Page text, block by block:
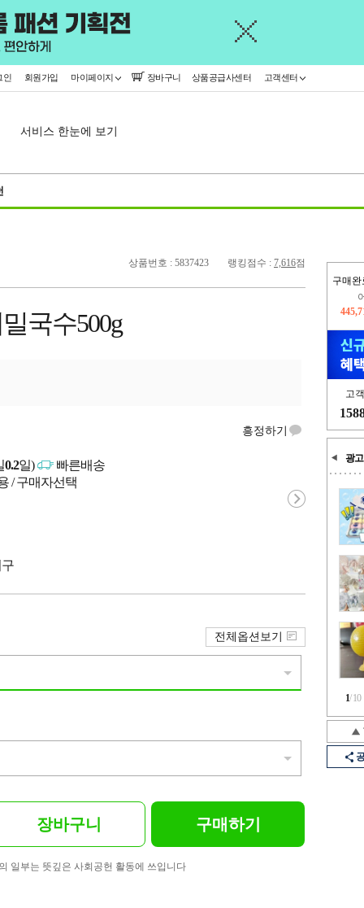
인 회원가입 마이페이지 장바구니 상품공급사센터 고객센터
서비스 한눈에 보기
구매완
오
고
광고
1/10
상품번호 : 5837423 랭킹점수 : 7,616점
국수500g
흥정하기
0.2일)
빠른배송
/ 구매자선택
전체옵션보기
장바구니 구매하기
일부는 뜻깊은 사회공헌 활동에 쓰입니다